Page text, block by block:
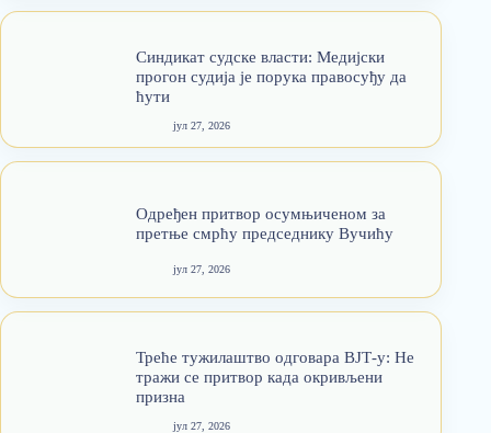
Синдикат судске власти: Медијски
прогон судија је порука правосуђу да
ћути
јул 27, 2026
Одређен притвор осумњиченом за
претње смрћу председнику Вучићу
јул 27, 2026
Треће тужилаштво одговара ВЈТ-у: Не
тражи се притвор када окривљени
призна
јул 27, 2026